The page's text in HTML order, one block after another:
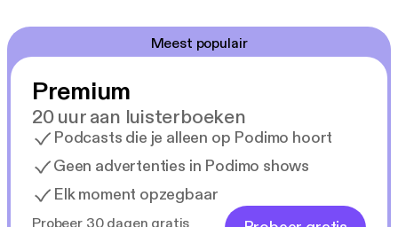
Meest populair
Premium
20 uur aan luisterboeken
Podcasts die je alleen op Podimo hoort
Geen advertenties in Podimo shows
Elk moment opzegbaar
Probeer 30 dagen gratis